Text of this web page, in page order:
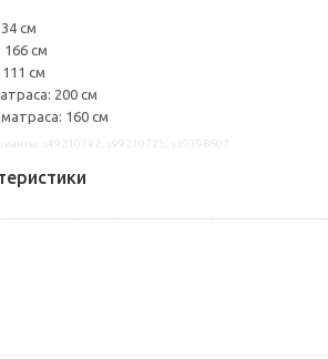
см
см
см
200 см
160 см